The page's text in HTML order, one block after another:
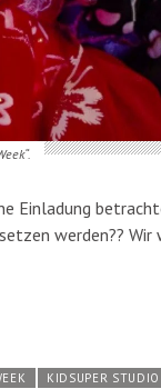
Einladung
werden??
KIDSUPER STUDIO